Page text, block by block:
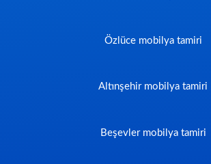
Özlüce mobilya tamiri
Altınşehir mobilya tamiri
Beşevler mobilya tamiri